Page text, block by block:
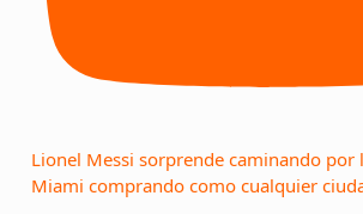
Lionel Messi sorprende caminando por
Miami comprando como cualquier